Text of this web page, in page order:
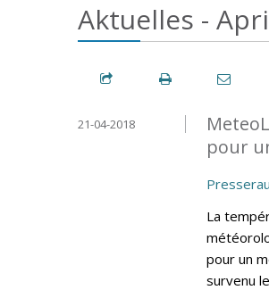
Aktuelles -
pour
21-04-2018
La
pour un
survenu